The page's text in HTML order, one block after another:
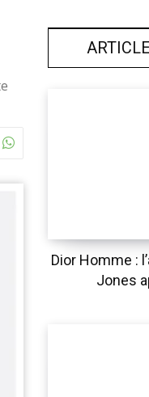
Dior Homme :
Jones